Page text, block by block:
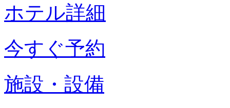
ホテル詳細
今すぐ予約
施設・設備